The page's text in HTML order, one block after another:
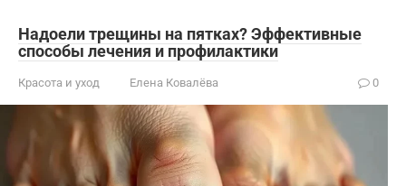
Надоели трещины на пятках? Эффективные
способы лечения и профилактики
Красота и уход Елена Ковалёва 0